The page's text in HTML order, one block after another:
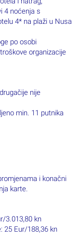
4 noćenja s
4* na plaži u Nusa
po osobi
organizacije
nije
min. 11 putnika
i konačni
karte.
3.013,80 kn
25 Eur/188,36 kn